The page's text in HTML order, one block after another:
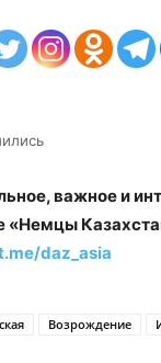
важное и
«Немцы
daz_asia
Возрождение